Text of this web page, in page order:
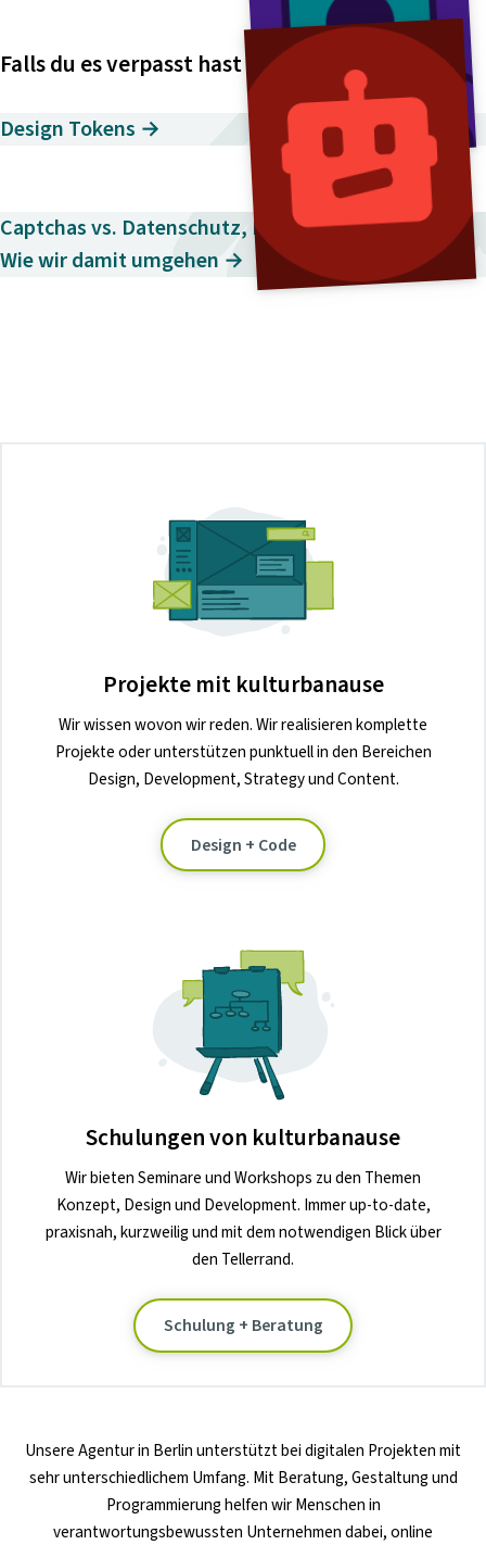
Falls du es verpasst hast
Design Tokens →
Captchas vs. Datenschutz, Barrierefreiheit & UX:
Wie wir damit umgehen →
Projekte mit kulturbanause
Wir wissen wovon wir reden. Wir realisieren komplette
Projekte oder unterstützen punktuell in den Bereichen
Design, Development, Strategy und Content.
Design + Code
Schulungen von kulturbanause
Wir bieten Seminare und Workshops zu den Themen
Konzept, Design und Development. Immer up-to-date,
praxisnah, kurzweilig und mit dem notwendigen Blick über
den Tellerrand.
Schulung + Beratung
UnsereAgentur in Berlinunterstützt bei digitalen Projekten mit
sehr unterschiedlichem Umfang. Mit Beratung, Gestaltung und
Programmierung helfen wir Menschen in
verantwortungsbewussten Unternehmen dabei, online